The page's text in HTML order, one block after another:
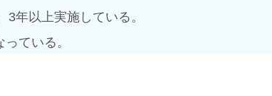
年以上実施している。
ている。